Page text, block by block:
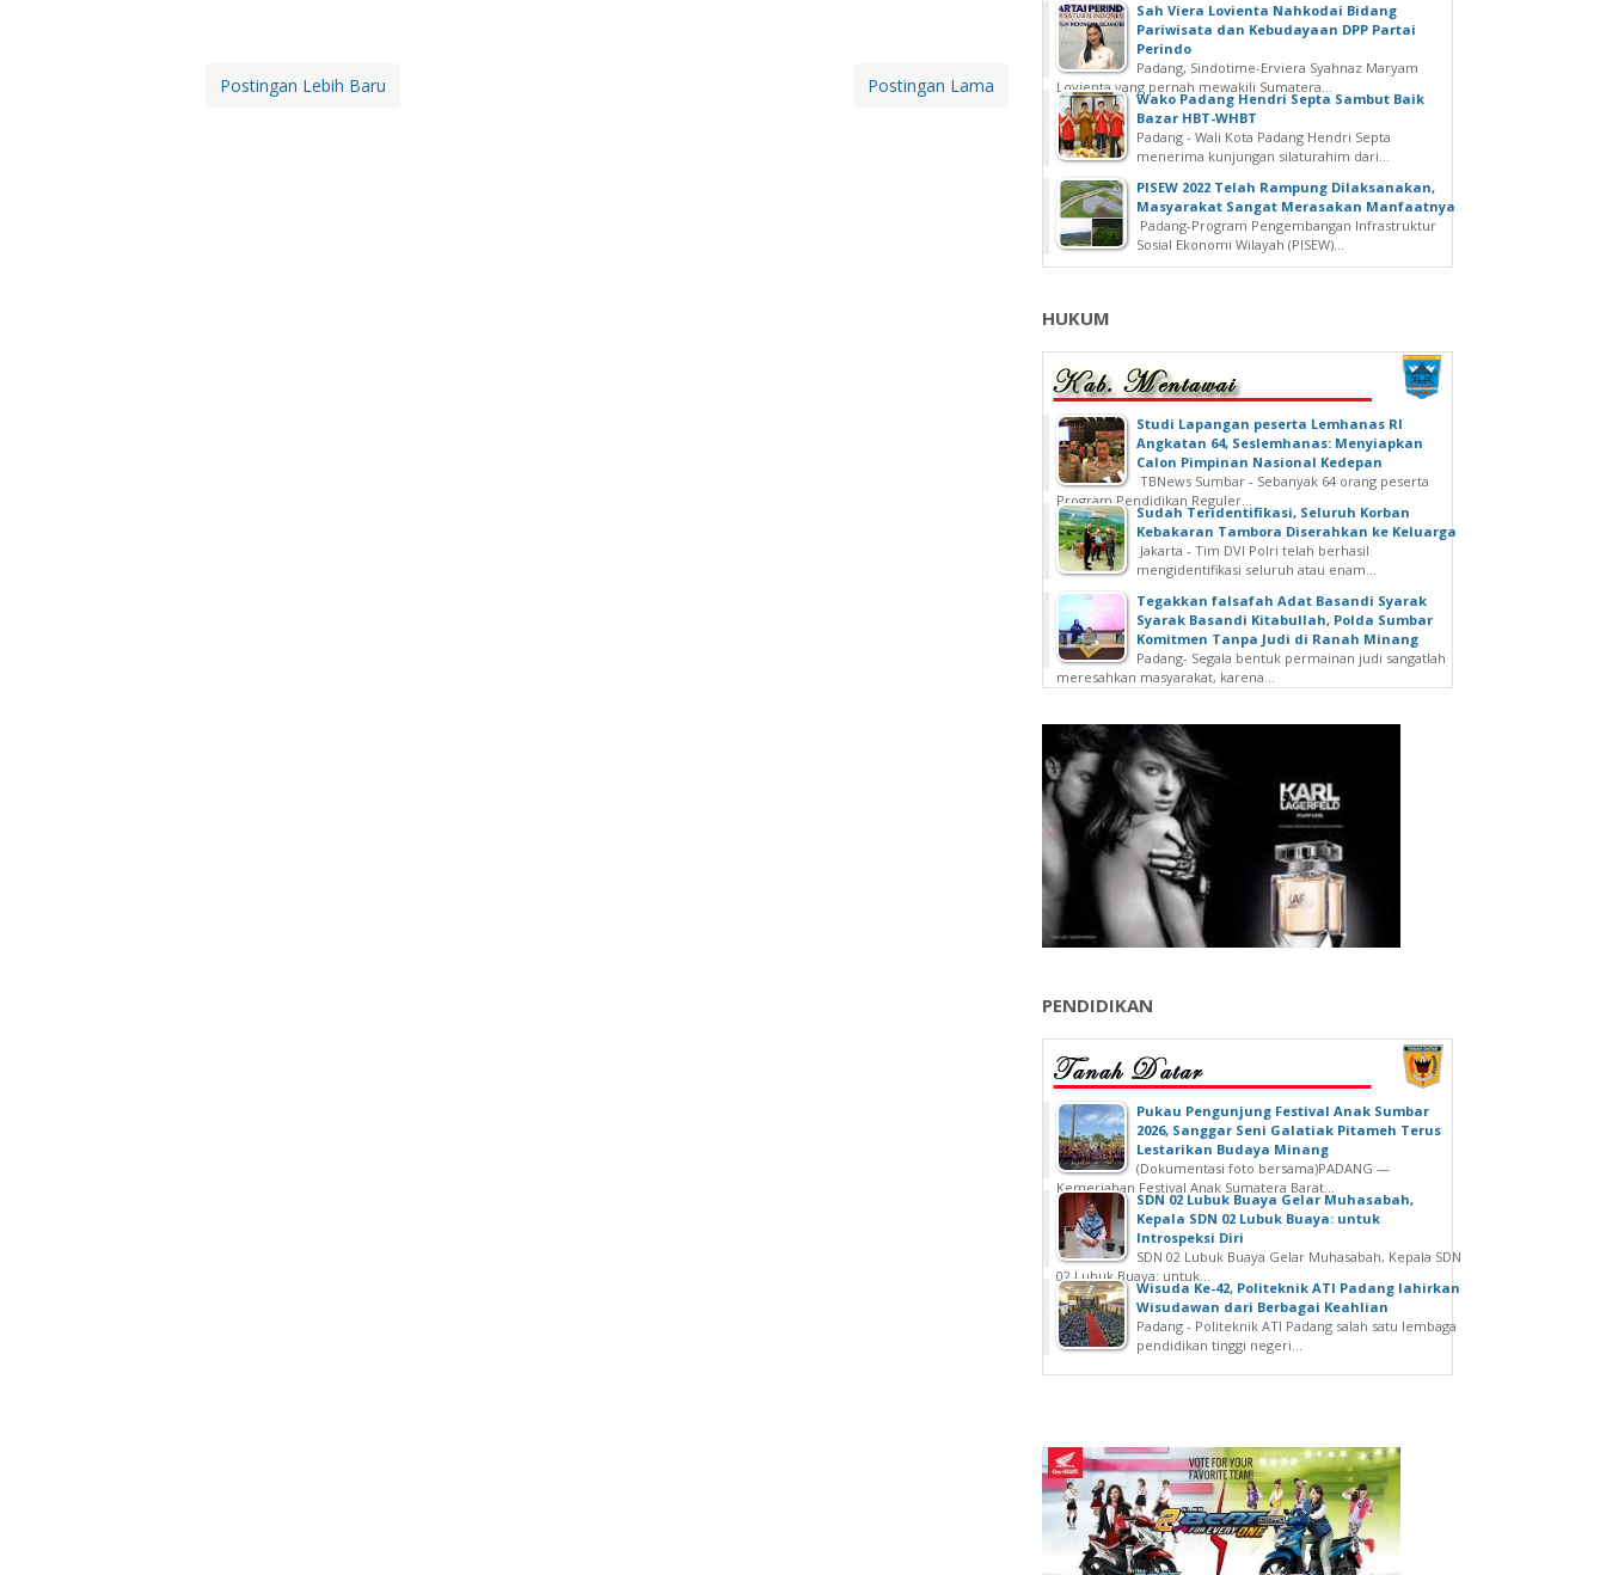
Postingan Lebih Baru Postingan Lama
Sah Viera Lovienta Nahkodai Bidang
Pariwisata dan Kebudayaan DPP Partai
Perindo
Padang, Sindotime-Erviera Syahnaz Maryam
Lovienta yang pernah mewakili Sumatera...
Wako Padang Hendri Septa Sambut Baik
Bazar HBT-WHBT
Padang - Wali Kota Padang Hendri Septa
menerima kunjungan silaturahim dari...
PISEW 2022 Telah Rampung Dilaksanakan,
Masyarakat Sangat Merasakan Manfaatnya
Padang-Program Pengembangan Infrastruktur
Sosial Ekonomi Wilayah (PISEW)...
HUKUM
Studi Lapangan peserta Lemhanas RI
Angkatan 64, Seslemhanas: Menyiapkan
Calon Pimpinan Nasional Kedepan
TBNews Sumbar - Sebanyak 64 orang peserta
Program Pendidikan Reguler...
Sudah Teridentifikasi, Seluruh Korban
Kebakaran Tambora Diserahkan ke Keluarga
Jakarta - Tim DVI Polri telah berhasil
mengidentifikasi seluruh atau enam...
Tegakkan falsafah Adat Basandi Syarak
Syarak Basandi Kitabullah, Polda Sumbar
Komitmen Tanpa Judi di Ranah Minang
Padang- Segala bentuk permainan judi sangatlah
meresahkan masyarakat, karena...
PENDIDIKAN
‎Pukau Pengunjung Festival Anak Sumbar
2026, Sanggar Seni Galatiak Pitameh Terus
Lestarikan Budaya Minang
(Dokumentasi foto bersama)‎‎PADANG —
Kemeriahan Festival Anak Sumatera Barat...
SDN 02 Lubuk Buaya Gelar Muhasabah,
Kepala SDN 02 Lubuk Buaya: untuk
Introspeksi Diri
SDN 02 Lubuk Buaya Gelar Muhasabah, Kepala SDN
02 Lubuk Buaya: untuk...
Wisuda Ke-42, Politeknik ATI Padang lahirkan
Wisudawan dari Berbagai Keahlian
Padang - Politeknik ATI Padang salah satu lembaga
pendidikan tinggi negeri...